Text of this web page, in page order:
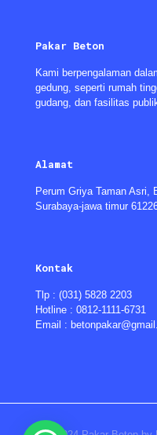
Pakar Beton
Kami berpengalaman
gedung, seperti rumah
gudang, dan fasilitas
Alamat
Perum Griya Taman Asri,
Surabaya-jawa timur
Kontak
Tlp : (031) 5828 2203
Hotline : 0812-1111-6731
Email :